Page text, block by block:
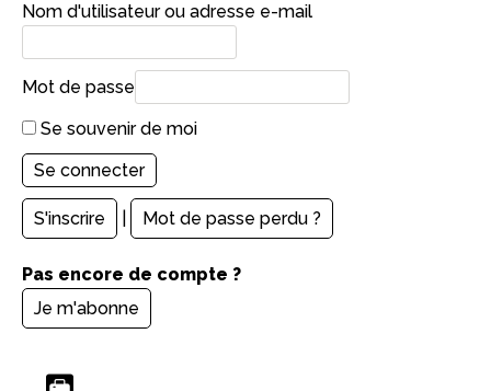
Nom d'utilisateur ou adresse e-mail
Mot de passe
Se souvenir de moi
S'inscrire Mot de passe perdu ?
Pas encore de compte ?
Je m'abonne